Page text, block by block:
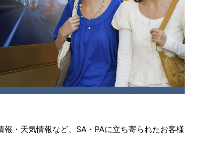
・天気情報など、SA・PAに立ち寄られたお客様